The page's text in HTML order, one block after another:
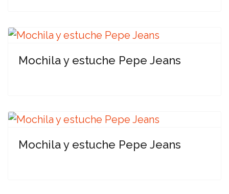
Mochila y estuche Pepe Jeans
Mochila y estuche Pepe Jeans